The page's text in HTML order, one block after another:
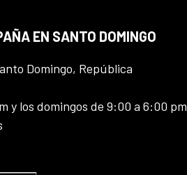
EN SANTO DOMINGO
Domingo, República
y los domingos de 9:00 a 6:00 pm